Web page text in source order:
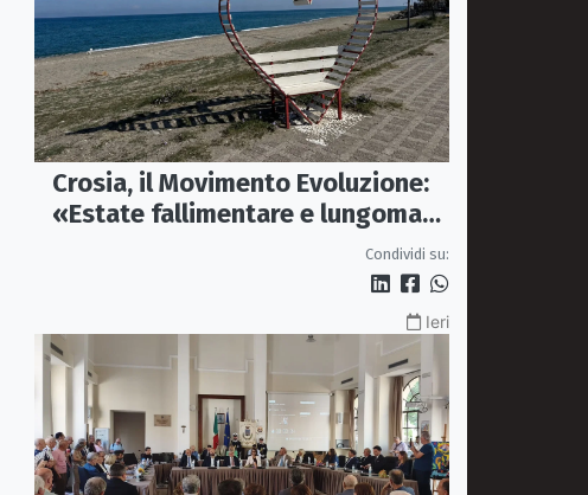
Crosia, il Movimento Evoluzione:
«Estate fallimentare e lungomare
Condividi su:
Ieri